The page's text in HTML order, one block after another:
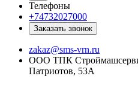
Телефоны
+74732027000
Заказать звонок
zakaz@sms-vrn.ru
ООО ТПК
Патриотов, 53А